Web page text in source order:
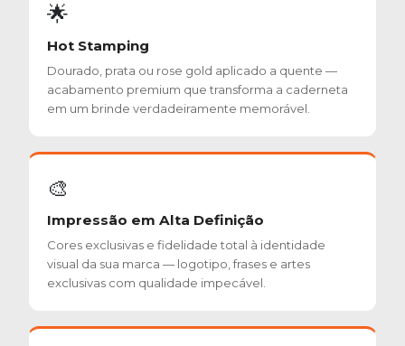
🌟
Hot Stamping
Dourado, prata ou rose gold aplicado a quente —
acabamento premium que transforma a caderneta
em um brinde verdadeiramente memorável.
🎨
Impressão em Alta Definição
Cores exclusivas e fidelidade total à identidade
visual da sua marca — logotipo, frases e artes
exclusivas com qualidade impecável.